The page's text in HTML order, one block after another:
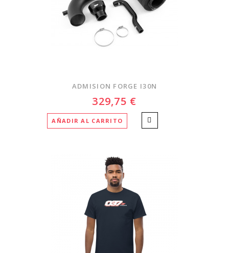
ADMISION FORGE I30N
329,75 €
AÑADIR AL CARRITO